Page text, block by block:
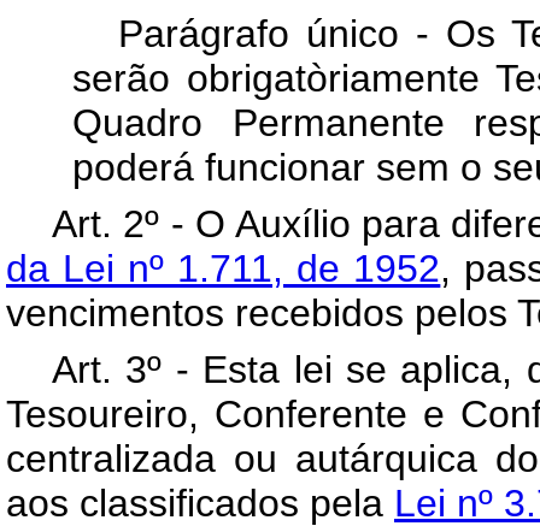
Parágrafo único - Os
serão obrigatòriamente
Quadro Permanente
poderá funcionar sem o
Art. 2º - O Auxílio para
da Lei nº 1.711, de 1952,
vencimentos recebidos pelos
Art. 3º - Esta lei se aplica,
Tesoureiro, Conferente e
centralizada ou autárquica
aos classificados pela Lei nº